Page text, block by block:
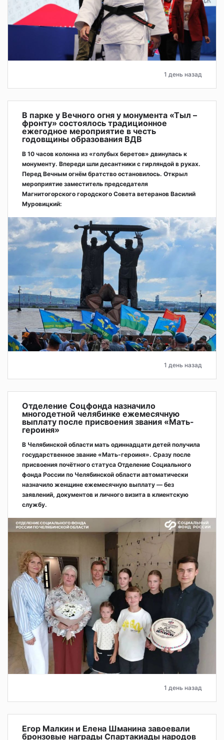
1 день назад
В парке у Вечного огня у монумента «Тыл –
фронту» состоялось традиционное
ежегодное мероприятие в честь
годовщины образования ВДВ
В 10 часов колонна из «голубых беретов» двинулась к
монументу. Впереди шли десантники с гирляндой в руках.
Перед Вечным огнём братство остановилось. Открыл
мероприятие заместитель председателя
Магнитогорского городского Совета ветеранов Василий
Муровицкий:
1 день назад
Отделение Соцфонда назначило
многодетной челябинке ежемесячную
выплату после присвоения звания «Мать-
героиня»
В Челябинской области мать одиннадцати детей получила
государственное звание «Мать-героиня». Сразу после
присвоения почётного статуса Отделение Социального
фонда России по Челябинской области автоматически
назначило женщине ежемесячную выплату — без
заявлений, документов и личного визита в клиентскую
службу.
1 день назад
Егор Малкин и Елена Шманина завоевали
бронзовые награды Спартакиады народов